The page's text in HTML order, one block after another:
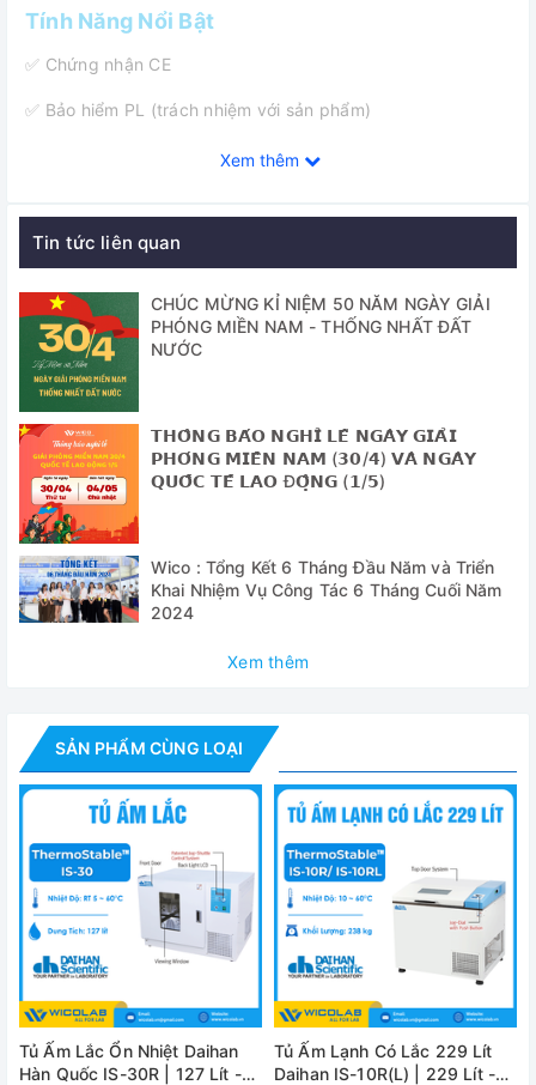
Tính Năng Nổi Bật
✅ Chứng nhận CE
✅ Bảo hiểm PL (trách nhiệm với sản phẩm)
✅ Chứng nhận và Truy suất nguồn gốc được kiểm soát
✅ Tủ ấm lắc được sử dụng cho nuôi cấy vi sinh với yêu cầu
✅ Bộ điều khiển Jog-Shuttle
✅ Điều khiển bằng hệ điều khiển kỹ thuật số Fuzzy cho
nhiệt độ chính xác, nhiệt độ tối đa 60℃
✅ Độ ồn thấp và không rung
✅ Màn hình hiển thị kỹ thuật số LCD nền sáng
✅ Cơ chế lắc cải tiến với khả năng lắc yên tĩnh và điều
khiển tốc độ chính xác
✅ Tự động ngừng các quá trình lắc, gia nhiệt, làm lạnh khi
✅ Chuyển động lắc ổn định
✅ Giao diện RS232C kết nối với máy tính
Thông số kỹ thuật
Model IS-20R
Dung tích 101 lít
Nhiệt độ Nhiệt độ phòng +10 ~ 60 độ C
Độ chính xác ± 0.2 độ C ở 37 độ C
Độ đồng nhất ± 0.5 độ C ở 37 độ C
Xem thêm
Tin tức liên quan
CHÚC MỪNG KỈ NIỆM 50 NĂM NGÀY GIẢI
PHÓNG MIỀN NAM - THỐNG NHẤT ĐẤT
NƯỚC
𝗧𝗛𝗢̂𝗡𝗚 𝗕𝗔́𝗢 𝗡𝗚𝗛𝗜̉ 𝗟𝗘̂̃ 𝗡𝗚𝗔̀𝗬 𝗚𝗜𝗔̉𝗜
𝗣𝗛𝗢́𝗡𝗚 𝗠𝗜𝗘̂̀𝗡 𝗡𝗔𝗠 (𝟯𝟬/𝟰) 𝗩𝗔̀ 𝗡𝗚𝗔̀𝗬
𝗤𝗨𝗢̂́𝗖 𝗧𝗘̂́ 𝗟𝗔𝗢 Đ𝗢̣̂𝗡𝗚 (𝟭/𝟱)
Wico : Tổng Kết 6 Tháng Đầu Năm và Triển
Khai Nhiệm Vụ Công Tác 6 Tháng Cuối Năm
2024
Xem thêm
SẢN PHẨM CÙNG LOẠI
Tủ Ấm Lắc Ổn Nhiệt Daihan
Hàn Quốc IS-30R | 127 Lít -
Tủ Ấm Lạnh Có Lắc 229 Lít
Daihan IS-10R(L) | 229 Lít -